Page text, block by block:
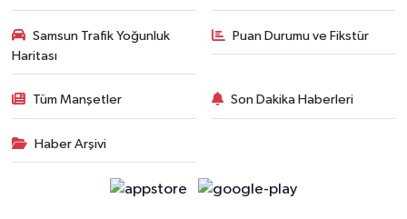
Samsun Trafik Yoğunluk
Haritası
Puan Durumu ve Fikstür
Tüm Manşetler Son Dakika Haberleri
Haber Arşivi